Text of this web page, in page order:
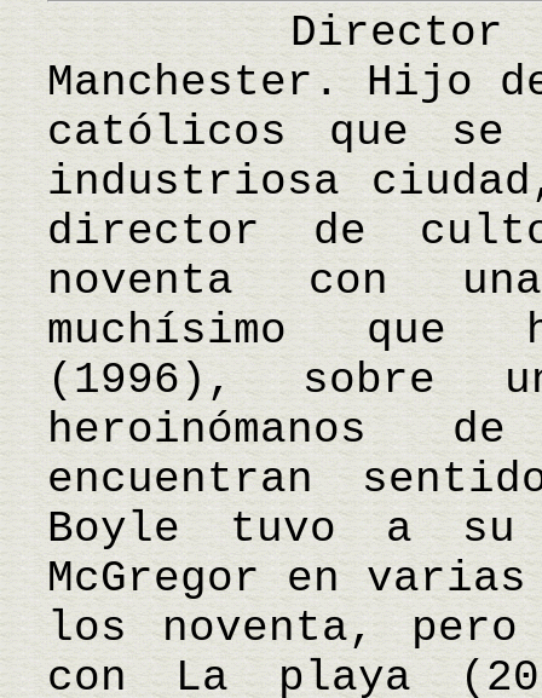
Director
Manchester. Hijo
católicos que se
industriosa
director de
noventa con
muchísimo que
(1996), sobre
heroinómanos
encuentran
Boyle tuvo a su
McGregor en
los noventa,
con La playa